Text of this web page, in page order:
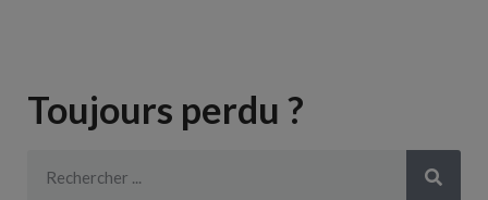
Toujours perdu ?